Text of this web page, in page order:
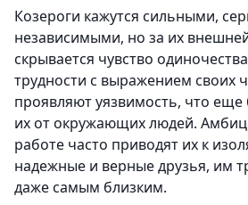
Козероги кажутся сильными,
независимыми, но за их
скрывается чувство
трудности с выражением своих
проявляют уязвимость, что
их от окружающих людей.
работе часто приводят их к
надежные и верные друзья, им
даже самым близким.